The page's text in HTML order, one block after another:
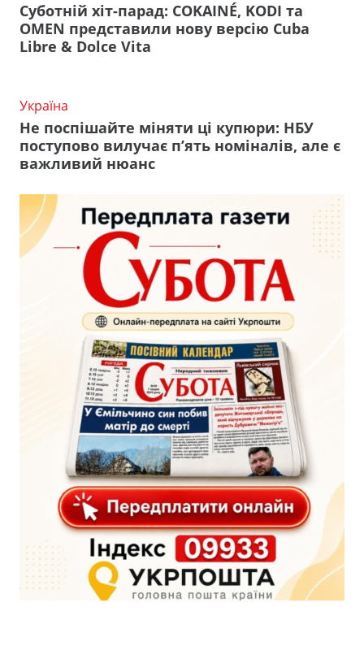
Суботній хіт-парад: COKAINÉ, KODI та
OMEN представили нову версію Cuba
Libre & Dolce Vita
Україна
Не поспішайте міняти ці купюри: НБУ
поступово вилучає п’ять номіналів, але є
важливий нюанс